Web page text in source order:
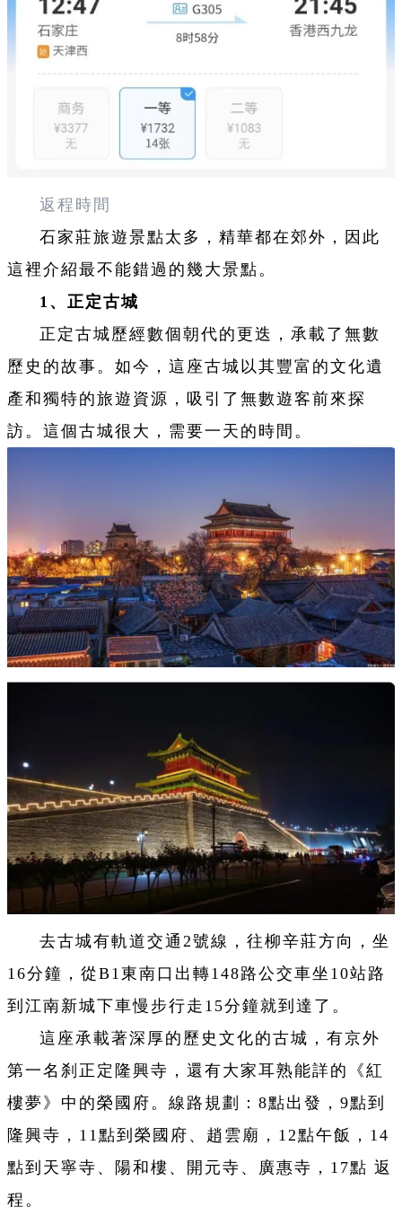
返程時間
石家莊旅遊景點太多，精華都在郊外，因此
這裡介紹最不能錯過的幾大景點。
1、正定古城
正定古城歷經數個朝代的更迭，承載了無數
歷史的故事。如今，這座古城以其豐富的文化遺
產和獨特的旅遊資源，吸引了無數遊客前來探
訪。這個古城很大，需要一天的時間。
去古城有軌道交通2號線，往柳辛莊方向，坐
16分鐘，從B1東南口出轉148路公交車坐10站路
到江南新城下車慢步行走15分鐘就到達了。
這座承載著深厚的歷史文化的古城，有京外
第一名刹正定隆興寺，還有大家耳熟能詳的《紅
樓夢》中的榮國府。線路規劃：8點出發，9點到
隆興寺，11點到榮國府、趙雲廟，12點午飯，14
點到天寧寺、陽和樓、開元寺、廣惠寺，17點 返
程。